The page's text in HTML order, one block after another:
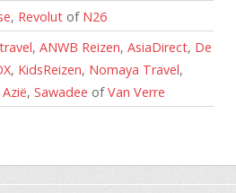
, Revolut of N26
, ANWB Reizen, AsiaDirect, De
, KidsReizen, Nomaya Travel,
, Sawadee ofVan Verre